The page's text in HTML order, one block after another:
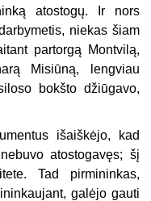
atostogų. Ir nors
niekas šiam
partorgą Montvilą,
Misiūną, lengviau
bokšto džiūgavo,
išaiškėjo, kad
atostogavęs; šį
Tad pirmininkas,
galėjo gauti